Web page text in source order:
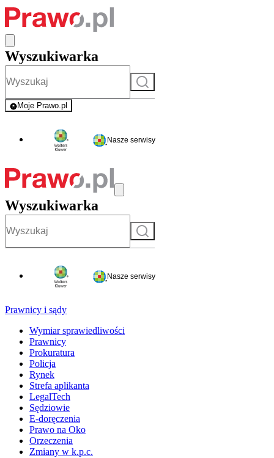
Wyszukiwarka
Szukaj
Moje Prawo.pl
- rejestracja i logowanie do serwisu
Nasze serwisy
Wyszukiwarka
Szukaj
Nasze serwisy
Prawnicy i sądy
Wymiar sprawiedliwości
Prawnicy
Prokuratura
Policja
Rynek
Strefa aplikanta
LegalTech
Sędziowie
E-doręczenia
Prawo na Oko
Orzeczenia
Zmiany w k.p.c.